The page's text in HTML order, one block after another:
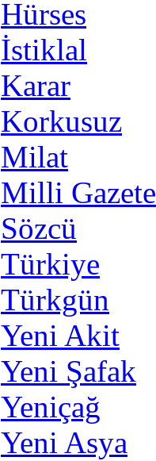
Hürses
İstiklal
Karar
Korkusuz
Milat
Milli Gazete
Sözcü
Türkiye
Türkgün
Yeni Akit
Yeni Şafak
Yeniçağ
Yeni Asya